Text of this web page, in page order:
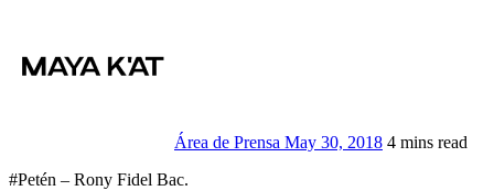
Área de Prensa May 30, 2018 4 mins read
#Petén – Rony Fidel Bac.